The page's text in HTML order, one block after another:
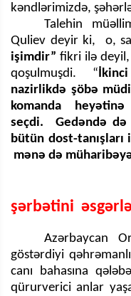
kəndlərimizdə,
Talehin
Quliev deyir ki, o,
işimdir” fikri ilə deyil,
qoşulmuşdi. “
nazirlikdə şöbə
komanda
seçdi. Gedəndə də
bütün dost-
mənə də
şərbətini
Azərbaycan
göstərdiyi
canı bahasına
qürurverici anlar